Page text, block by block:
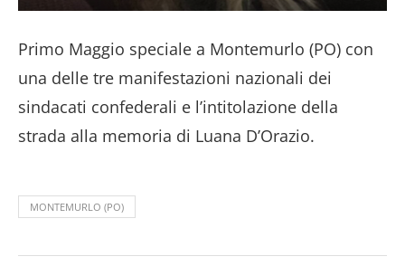
Primo Maggio speciale a Montemurlo (PO) con
una delle tre manifestazioni nazionali dei
sindacati confederali e l’intitolazione della
strada alla memoria di Luana D’Orazio.
MONTEMURLO (PO)